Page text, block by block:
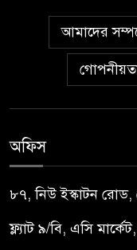
আমাদের
অফিস
৮৭, নিউ ইস্কাটন
ফ্ল্যাট ৯/বি, এসি